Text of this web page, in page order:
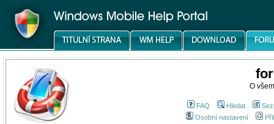
O
FAQ Hledat
Osobní nastavení